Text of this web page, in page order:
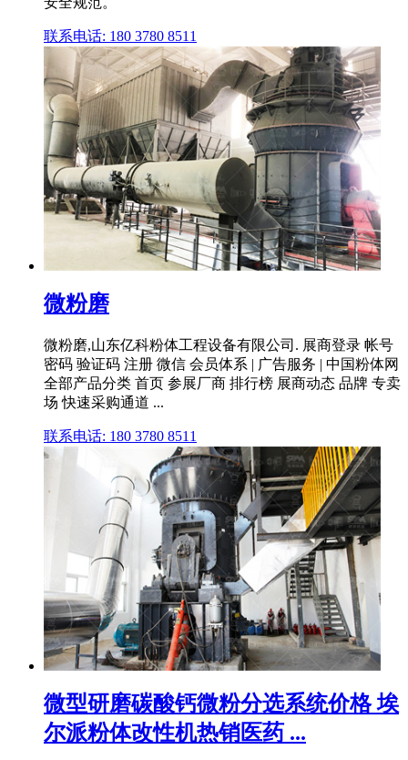
联系电话: 180 3780 8511
微粉磨
微粉磨,山东亿科粉体工程设备有限公司. 展商登录 帐号
密码 验证码 注册 微信 会员体系 | 广告服务 | 中国粉体网
全部产品分类 首页 参展厂商 排行榜 展商动态 品牌 专卖
场 快速采购通道 ...
联系电话: 180 3780 8511
微型研磨碳酸钙微粉分选系统价格 埃
尔派粉体改性机热销医药 ...